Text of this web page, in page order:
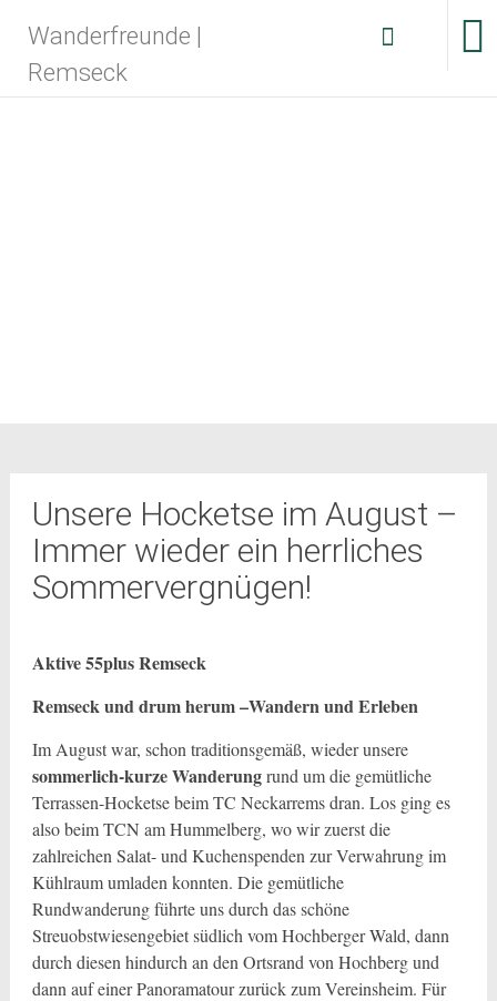
Inhalt
springen
Wanderfreunde |
Remseck
Unsere Hocketse im August –
Immer wieder ein herrliches
Sommervergnügen!
Aktive 55plus Remseck
Remseck und drum herum –Wandern und Erleben
Im August war, schon traditionsgemäß, wieder unsere
sommerlich-kurze Wanderungrund um die gemütliche
Terrassen-Hocketse beim TC Neckarrems dran. Los ging es
also beim TCN am Hummelberg, wo wir zuerst die
zahlreichen Salat- und Kuchenspenden zur Verwahrung im
Kühlraum umladen konnten. Die gemütliche
Rundwanderung führte uns durch das schöne
Streuobstwiesengebiet südlich vom Hochberger Wald, dann
durch diesen hindurch an den Ortsrand von Hochberg und
dann auf einer Panoramatour zurück zum Vereinsheim. Für